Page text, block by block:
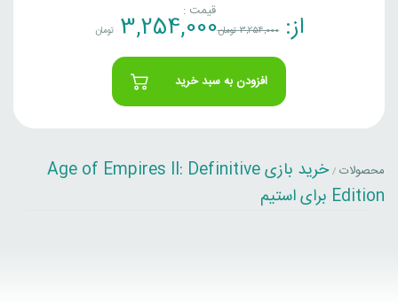
قیمت : از:3,254,000تومان3,254,000 تومان
افزودن به سبد خرید
محصولات /
خرید بازی Age of Empires II: Definitive
Edition برای استیم